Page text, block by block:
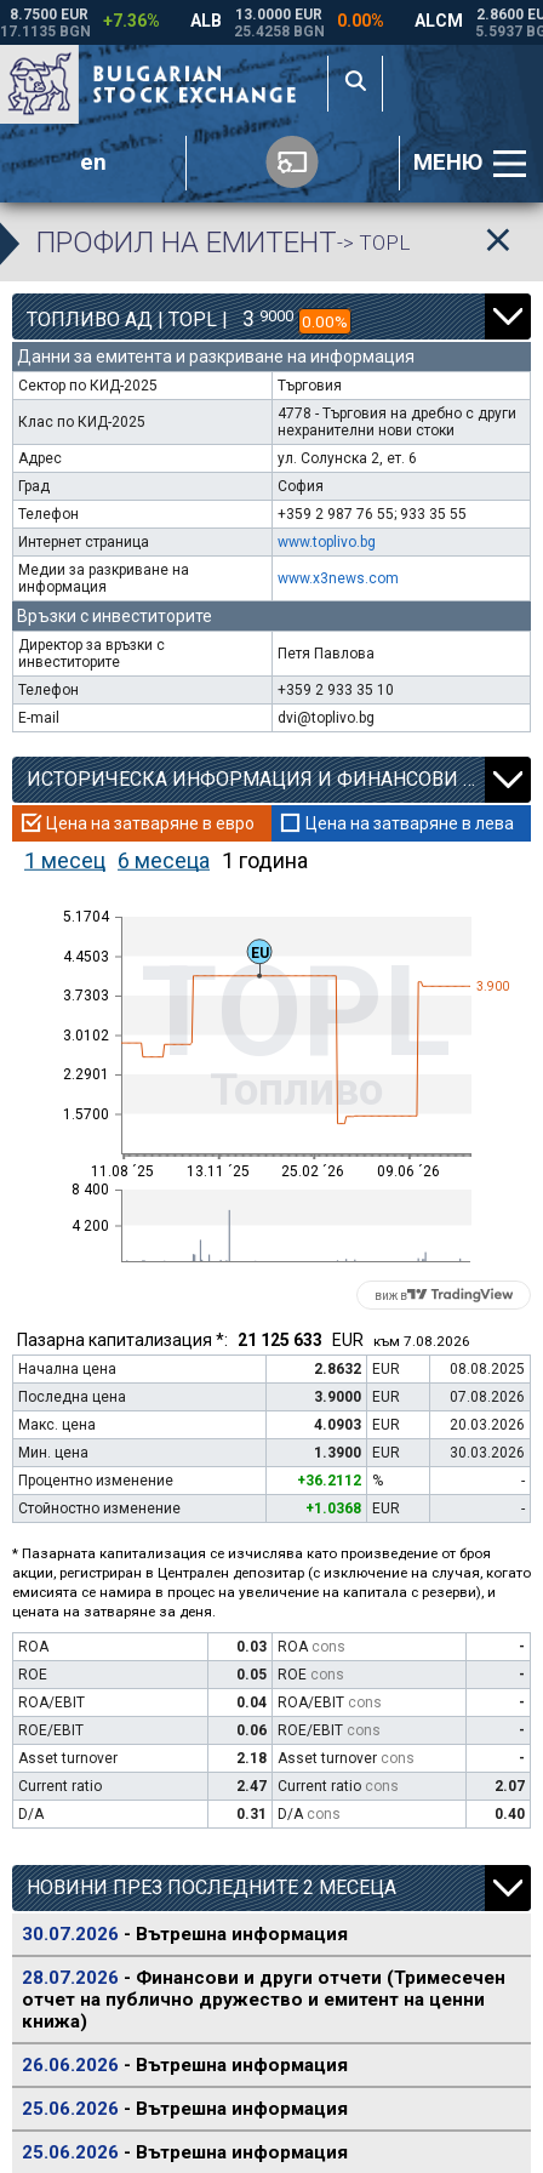
en МЕНЮ
ПРОФИЛ НА ЕМИТЕНТ-> TOPL
ТОПЛИВО АД | TOPL | 3 9000 0.00%
Данни за емитента и разкриване на информация
Сектор по КИД-2025 Търговия
Клас по КИД-2025
4778 - Търговия на дребно с други
нехранителни нови стоки
Адрес
ул. Солунска 2, ет. 6
Град
София
Телефон
+359 2 987 76 55; 933 35 55
Интернет страница
www.toplivo.bg
Медии за разкриване на
информация
www.x3news.com
Връзки с инвеститорите
Директор за връзки с
инвеститорите
Петя Павлова
Телефон
+359 2 933 35 10
E-mail
dvi@toplivo.bg
ИСТОРИЧЕСКА ИНФОРМАЦИЯ И ФИНАНСОВИ КОЕФИЦИЕНТИ
Цена на затваряне в евро Цена на затваряне в лева
1 месец 6 месеца 1 година
1.5700
2.2901
3.0102
3.7303
4.4503
5.1704
TOPL
Топливо
4 200
8 400
3.900
11.08 ´25 13.11 ´25 25.02 ´26 09.06 ´26
EU
виж в
Пазарна капитализация *: 21 125 633 EUR към 7.08.2026
Начална цена
2.8632 EUR
08.08.2025
Последна цена
3.9000 EUR
07.08.2026
Макс. цена
4.0903 EUR
20.03.2026
Мин. цена
1.3900 EUR
30.03.2026
Процентно изменение
+36.2112 %
-
Стойностно изменение
+1.0368 EUR -
* Пазарната капитализация се изчислява като произведение от броя
акции, регистриран в Централен депозитар (с изключение на случая, когато
емисията се намира в процес на увеличение на капитала с резерви), и
цената на затваряне за деня.
ROA 0.03 ROA cons
-
ROE
0.05 ROE cons
-
ROA/EBIT
0.04 ROA/EBIT cons
-
ROE/EBIT
0.06 ROE/EBIT cons
-
Asset turnover
2.18 Asset turnover cons
-
Current ratio
2.47 Current ratio cons
2.07
D/A
0.31 D/A cons 0.40
НОВИНИ ПРЕЗ ПОСЛЕДНИТЕ 2 МЕСЕЦА
30.07.2026 - Вътрешна информация
28.07.2026 - Финансови и други отчети (Тримесечен
отчет на публично дружество и емитент на ценни
книжа)
26.06.2026 - Вътрешна информация
25.06.2026 - Вътрешна информация
25.06.2026 - Вътрешна информация